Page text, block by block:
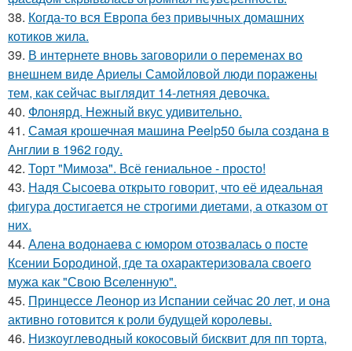
38. Когда-то вся Европа без привычных домашних
котиков жила.
39. В интернете вновь заговорили о переменах во
внешнем виде Ариелы Самойловой люди поражены
тем, как сейчас выглядит 14-летняя девочка.
40. Флонярд. Нежный вкус удивительно.
41. Самая крошечная машинa Peelp50 была созданa в
Англии в 1962 году.
42. Торт "Мимоза". Всё гениальное - просто!
43. Надя Сысоева открыто говорит, что её идеальная
фигура достигается не строгими диетами, а отказом от
них.
44. Алена водонаева с юмором отозвалась о посте
Ксении Бородиной, где та охарактеризовала своего
мужа как "Свою Вселенную".
45. Принцессе Леонор из Испании сейчас 20 лет, и она
активно готовится к роли будущей королевы.
46. Низкоуглеводный кокосовый бисквит для пп торта,